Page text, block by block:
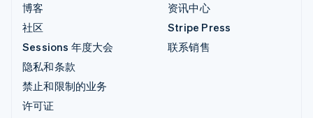
博客
社区
Sessions 年度大会
隐私和条款
禁止和限制的业务
许可证
资讯中心
Stripe Press
联系销售